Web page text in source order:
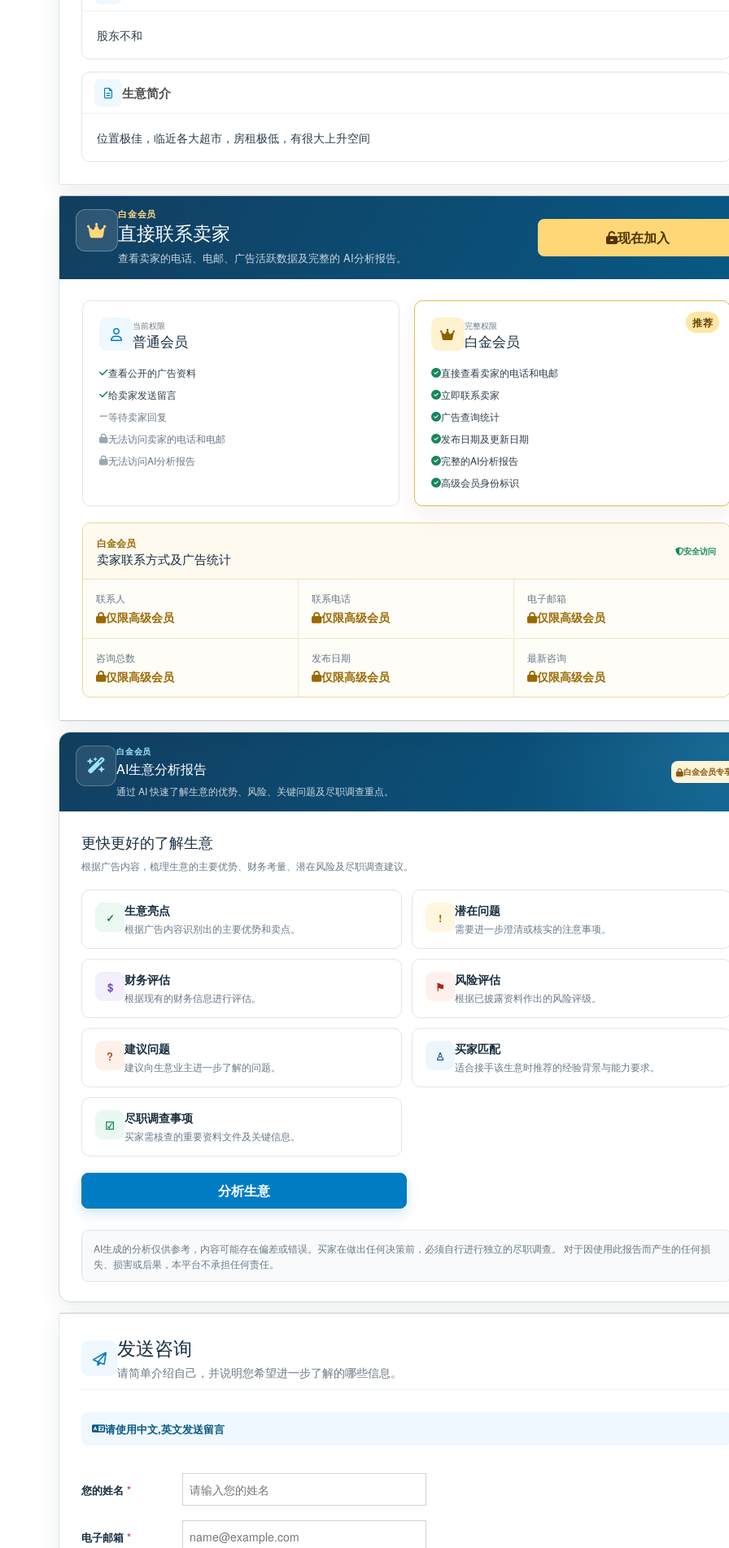
股东不和
生意简介
位置极佳，临近各大超市，房租极低，有很大上升空间
白金会员
直接联系卖家
查看卖家的电话、电邮、广告活跃数据及完整的 AI分析报告。
现在加入
当前权限
普通会员
查看公开的广告资料
给卖家发送留言
等待卖家回复
无法访问卖家的电话和电邮
无法访问AI分析报告
推荐
完整权限
白金会员
直接查看卖家的电话和电邮
立即联系卖家
广告查询统计
发布日期及更新日期
完整的AI分析报告
高级会员身份标识
白金会员
卖家联系方式及广告统计 安全访问
联系人
仅限高级会员
联系电话
仅限高级会员
电子邮箱
仅限高级会员
咨询总数
仅限高级会员
发布日期
仅限高级会员
最新咨询
仅限高级会员
白金会员
AI生意分析报告
通过 AI 快速了解生意的优势、风险、关键问题及尽职调查重点。
白金会员专
更快更好的了解生意
根据广告内容，梳理生意的主要优势、财务考量、潜在风险及尽职调查建议。
✓ 生意亮点
根据广告内容识别出的主要优势和卖点。
! 潜在问题
需要进一步澄清或核实的注意事项。
$ 财务评估
根据现有的财务信息进行评估。
⚑ 风险评估
根据已披露资料作出的风险评级。
? 建议问题
建议向生意业主进一步了解的问题。
♙ 买家匹配
适合接手该生意时推荐的经验背景与能力要求。
☑ 尽职调查事项
买家需核查的重要资料文件及关键信息。
分析生意
AI生成的分析仅供参考，内容可能存在偏差或错误。买家在做出任何决策前，必须自行进行独立的尽职调查。 对于因使用此报告而产生的任何损
失、损害或后果，本平台不承担任何责任。
发送咨询
请简单介绍自己，并说明您希望进一步了解的哪些信息。
请使用中文,英文发送留言
您的姓名 *
电子邮箱 *